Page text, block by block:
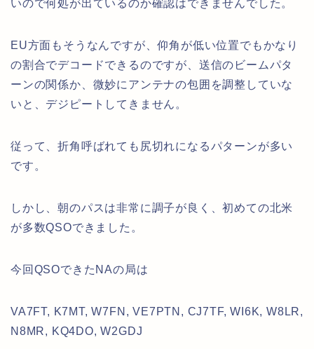
いので何処が出ているのか確認はできませんでした。
EU方面もそうなんですが、仰角が低い位置でもかなり
の割合でデコードできるのですが、送信のビームパタ
ーンの関係か、微妙にアンテナの包囲を調整していな
いと、デジピートしてきません。
従って、折角呼ばれても尻切れになるパターンが多い
です。
しかし、朝のパスは非常に調子が良く、初めての北米
が多数QSOできました。
今回QSOできたNAの局は
VA7FT, K7MT, W7FN, VE7PTN, CJ7TF, WI6K, W8LR,
N8MR, KQ4DO, W2GDJ